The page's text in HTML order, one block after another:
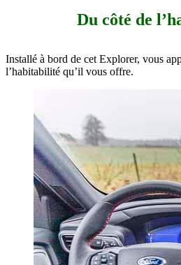
Du côté de
Installé à bord de cet Explorer, vous
l’habitabilité qu’il vous offre.